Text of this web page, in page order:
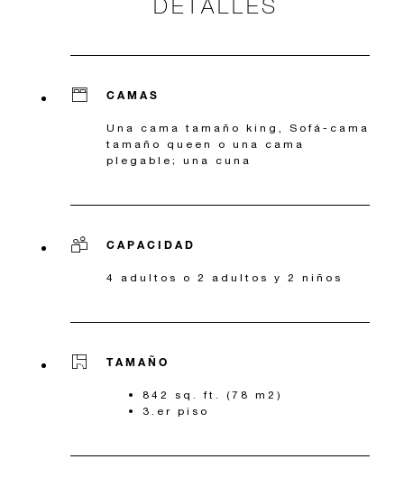
CAMAS
Una cama tamaño king, Sofá-cama
tamaño queen o una cama
plegable; una cuna
CAPACIDAD
4 adultos o 2 adultos y 2 niños
TAMAÑO
842 sq. ft. (78 m2)
3.er piso